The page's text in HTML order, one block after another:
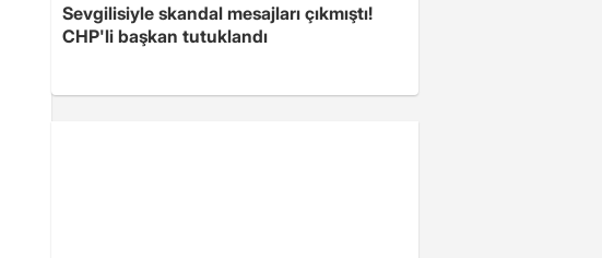
Sevgilisiyle skandal mesajları çıkmıştı!
CHP'li başkan tutuklandı